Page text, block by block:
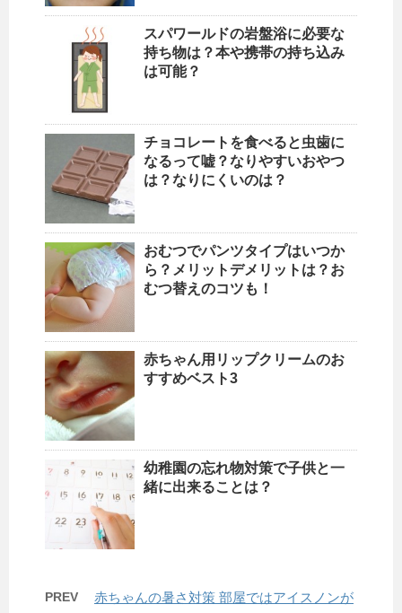
スパワールドの岩盤浴に必要な
持ち物は？本や携帯の持ち込み
は可能？
チョコレートを食べると虫歯に
なるって嘘？なりやすいおやつ
は？なりにくいのは？
おむつでパンツタイプはいつか
ら？メリットデメリットは？お
むつ替えのコツも！
赤ちゃん用リップクリームのお
すすめベスト3
幼稚園の忘れ物対策で子供と一
緒に出来ることは？
PREV
赤ちゃんの暑さ対策 部屋ではアイスノンが